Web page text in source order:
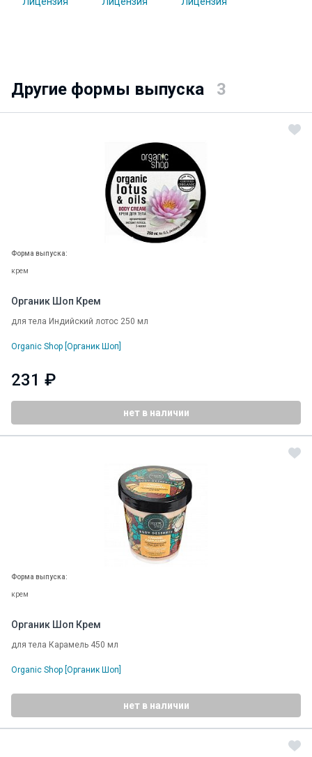
Другие формы выпуска 3
Форма выпуска:
крем
Органик Шоп Крем
для тела Индийский лотос 250 мл
Organic Shop [Органик Шоп]
231 ₽
нет в наличии
Форма выпуска:
крем
Органик Шоп Крем
для тела Карамель 450 мл
Organic Shop [Органик Шоп]
нет в наличии